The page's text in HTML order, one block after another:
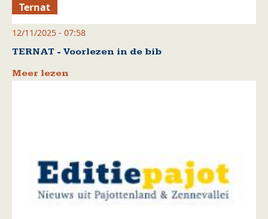
Ternat
12/11/2025 - 07:58
TERNAT - Voorlezen in de bib
Meer lezen